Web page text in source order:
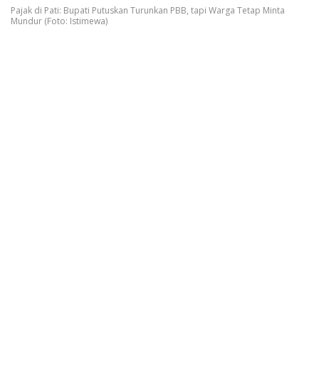
Pajak di Pati: Bupati Putuskan Turunkan PBB, tapi Warga Tetap Minta
Mundur (Foto: Istimewa)